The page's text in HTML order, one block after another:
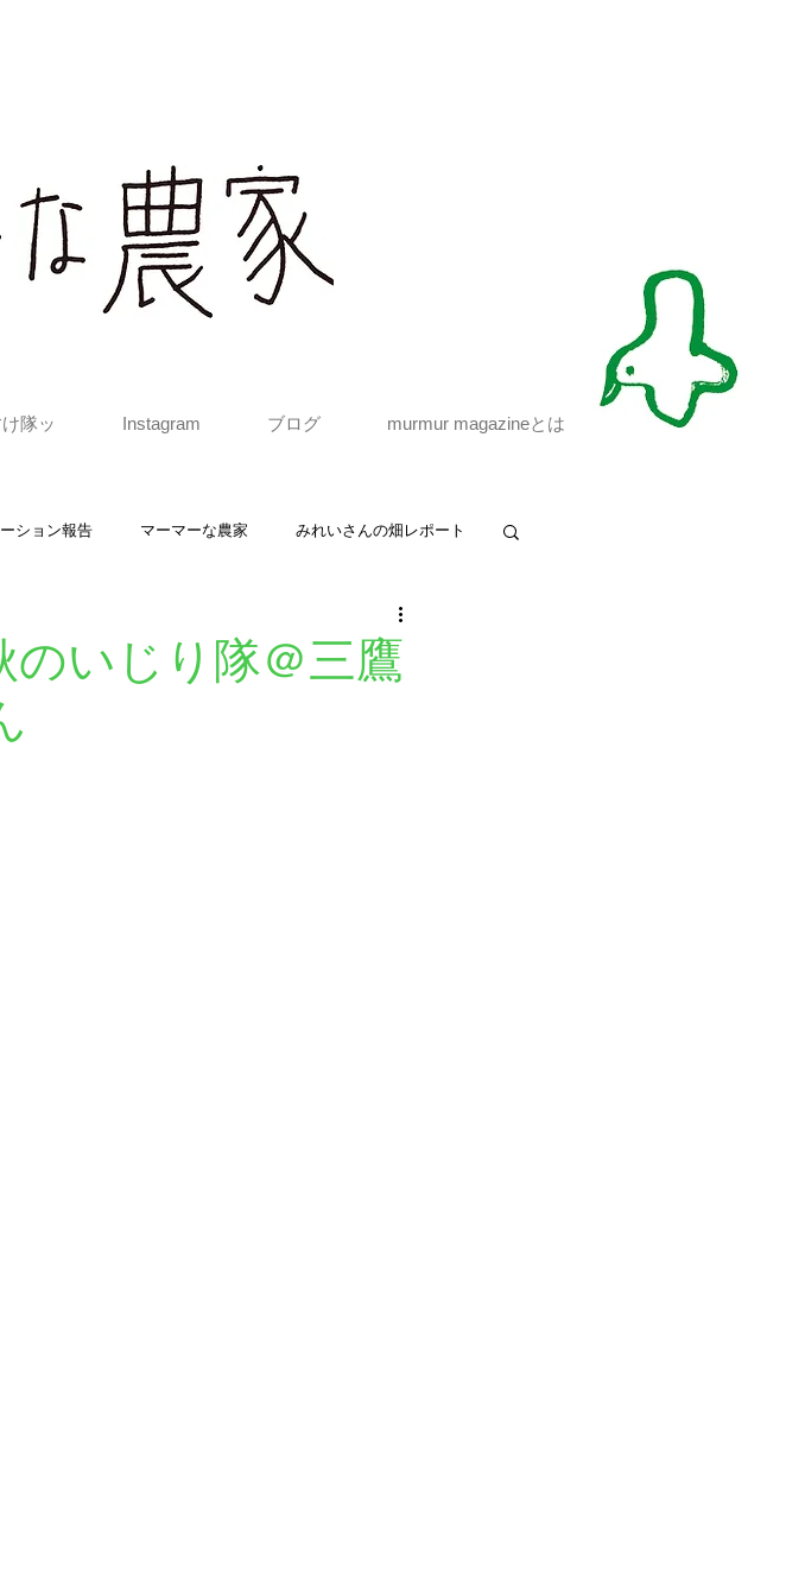
隊ッ Instagram ブログ murmur magazineとは
ーション報告 マーマーな農家 みれいさんの畑レポート
のいじり隊＠三鷹